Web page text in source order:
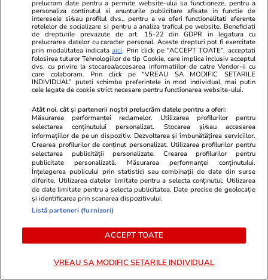
doctrinare. Ce pare să anunțe
dezbaterea din PNL după
decesul USL
24 iul.
Inteligența artificială va
remodela economia mondială și
politica monetară
România fricii: Cum am ajuns să
prelucram date pentru a permite website-ului sa functioneze, pentru a
personaliza continutul si anunturile publicitare afisate in functie de
interesele si/sau profilul dvs., pentru a va oferi functionalitati aferente
retelelor de socializare si pentru a analiza traficul pe website. Beneficiati
de drepturile prevazute de art. 15-22 din GDPR in legatura cu
prelucrarea datelor cu caracter personal. Aceste drepturi pot fi exercitate
prin modalitatea indicataaici. Prin click pe “ACCEPT TOATE”, acceptati
folosirea tuturor Tehnologiilor de tip Cookie, care implica inclusiv acceptul
dvs. cu privire la stocarea/accesarea informatiilor de catre Vendor-ii cu
care colaboram. Prin click pe “VREAU SA MODIFIC SETARILE
INDIVIDUAL” puteti schimba preferintele in mod individual, mai putin
cele legate de cookie strict necesare pentru functionarea website-ului.
Atât noi, cât și partenerii noștri prelucrăm datele pentru a oferi:
Măsurarea performanței reclamelor. Utilizarea profilurilor pentru
selectarea conținutului personalizat. Stocarea și/sau accesarea
informațiilor de pe un dispozitiv. Dezvoltarea și îmbunătățirea serviciilor.
Crearea profilurilor de conținut personalizat. Utilizarea profilurilor pentru
selectarea publicității personalizate. Crearea profilurilor pentru
publicitate personalizată. Măsurarea performanței conținutului.
Înțelegerea publicului prin statistici sau combinații de date din surse
diferite. Utilizarea datelor limitate pentru a selecta conținutul. Utilizarea
de date limitate pentru a selecta publicitatea. Date precise de geolocație
și identificarea prin scanarea dispozitivului.
Listă parteneri (furnizori)
ACCEPT TOATE
VREAU SA MODIFIC SETARILE INDIVIDUAL